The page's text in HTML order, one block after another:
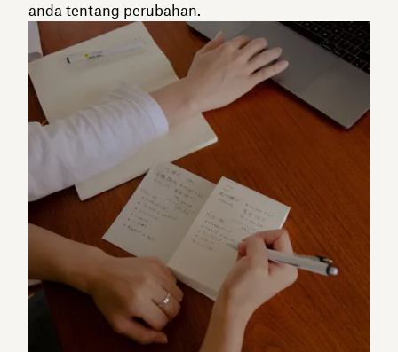
anda tentang perubahan.